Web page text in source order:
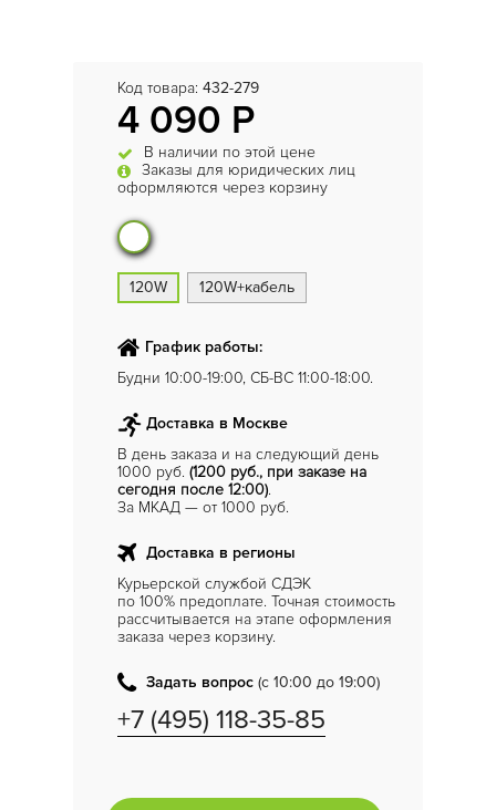
Код товара: 432-279
4 090 Р
В наличии по этой цене
Заказы для юридических лиц
оформляются через корзину
120W 120W+кабель
График работы:
Будни 10:00-19:00, СБ-ВС 11:00-18:00.
Доставка в Москве
В день заказа и на следующий день
1000 руб. (1200 руб., при заказе на
сегодня после 12:00).
За МКАД — от 1000 руб.
Доставка в регионы
Курьерской службой СДЭК
по 100% предоплате. Точная стоимость
рассчитывается на этапе оформления
заказа через корзину.
Задать вопрос (с 10:00 до 19:00)
+7 (495) 118-35-85